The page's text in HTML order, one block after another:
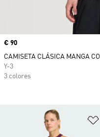
Precio
€ 90
CAMISETA CLÁSICA MANGA
Y-3
3 colores